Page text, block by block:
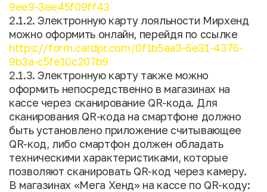
9ee9-3ee45f09ff43
2.1.2. Электронную карту лояльности Мирхенд
можно оформить онлайн, перейдя по ссылке
https://form.cardpr.com/0f1b5aa3-6e31-4376-
9b3a-c5fe10c207b9
2.1.3. Электронную карту также можно
оформить непосредственно в магазинах на
кассе через сканирование QR-кода. Для
сканирования QR-кода на смартфоне должно
быть установлено приложение считывающее
QR-код, либо смартфон должен обладать
техническими характеристиками, которые
позволяют сканировать QR-код через камеру.
В магазинах «Мега Хенд» на кассе по QR-коду: